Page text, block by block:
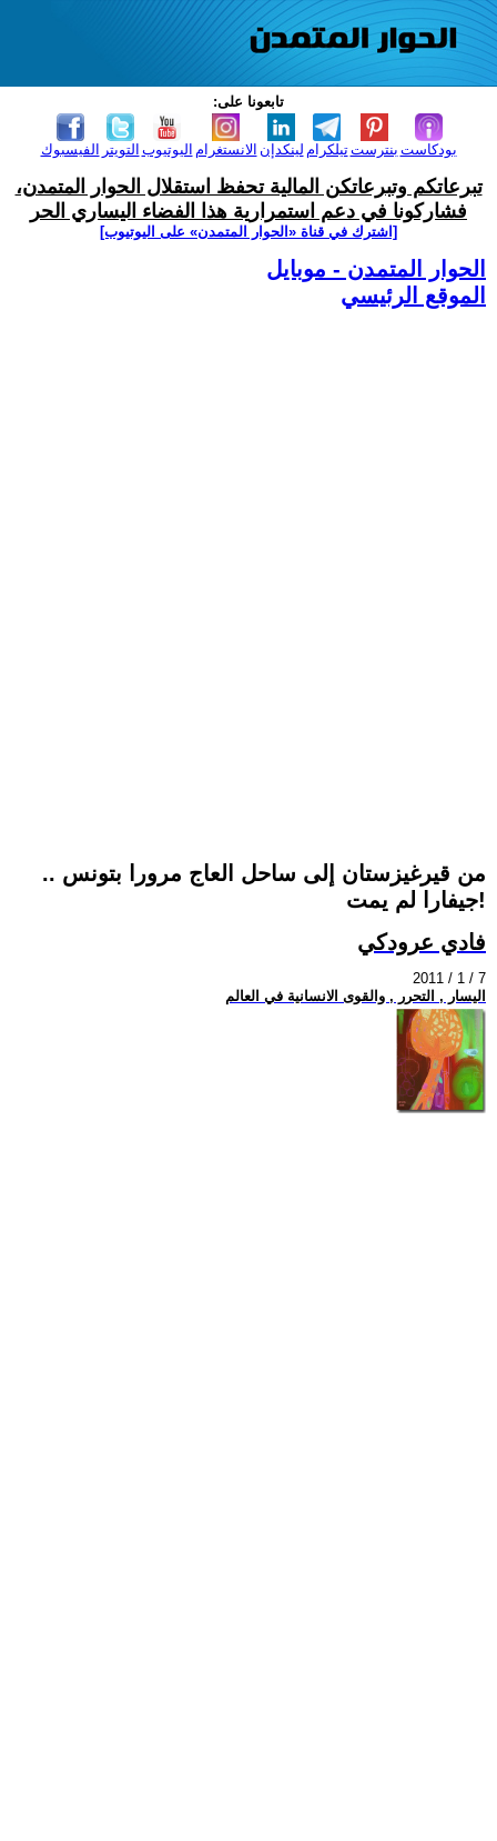
تابعونا على:
الفيسبوك التويتر اليوتيوب الانستغرام لينكدإن تيلكرامبنترست بودكاست
تبرعاتكم وتبرعاتكن المالية تحفظ استقلال الحوار المتمدن،
فشاركونا في دعم استمرارية هذا الفضاء اليساري الحر
[اشترك في قناة ‫«الحوار المتمدن» على اليوتيوب]
الحوار المتمدن - موبايل
الموقع الرئيسي
من قيرغيزستان إلى ساحل العاج مرورا بتونس ..
جيفارا لم يمت!
فادي عرودكي
2011 / 1 / 7
اليسار , التحرر , والقوى الانسانية في العالم